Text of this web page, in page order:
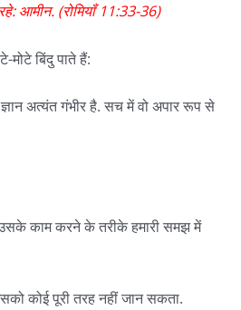
रहे:आमीन. (रोमियॉं 11:33-36)
मोटे बिंदु पाते हैं:
अत्यंत गंभीर है. सच में वो अपार रूप से
काम करने के तरीके हमारी समझ में
कोई पूरी तरह नहीं जान सकता.